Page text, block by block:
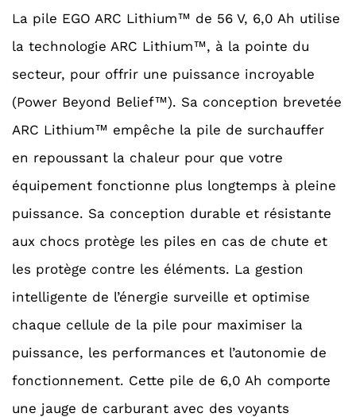
La pile EGO ARC Lithium™ de 56 V, 6,0 Ah utilise
la technologie ARC Lithium™, à la pointe du
secteur, pour offrir une puissance incroyable
(Power Beyond Belief™). Sa conception brevetée
ARC Lithium™ empêche la pile de surchauffer
en repoussant la chaleur pour que votre
équipement fonctionne plus longtemps à pleine
puissance. Sa conception durable et résistante
aux chocs protège les piles en cas de chute et
les protège contre les éléments. La gestion
intelligente de l’énergie surveille et optimise
chaque cellule de la pile pour maximiser la
puissance, les performances et l’autonomie de
fonctionnement. Cette pile de 6,0 Ah comporte
une jauge de carburant avec des voyants